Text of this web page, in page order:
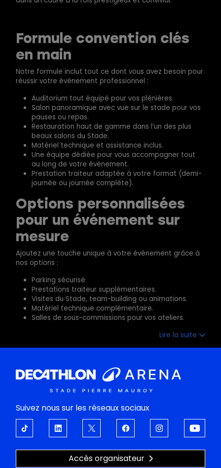
Formule convention clés
en main
Notre formule inclut tout ce dont vous avez besoin pour
réussir votre événement professionnel :
Auditorium tout équipé pour vos plénières.
Salon panoramique avec vue sur le stade pour vos
pauses ou repas.
Restauration haut de gamme dans l’un des plus
beaux salons du Stade.
Matériel technique et assistance inclus.
Une équipe dédiée pour vous accompagner tout
au long de votre événement.
Prestation traiteur adaptée à votre format (demi-
journée ou journée complète).
Options personnalisées
pour un événement sur
mesure
Ajoutez une touche unique à votre événement grâce à
nos options :
Parking sécurisé.
Prestations traiteur supplémentaires.
Visites du Stade, team-building ou animations.
Matériel technique complémentaire.
Salles de sous-commissions pour vos ateliers.
Lire la suite
Suivez nous sur les réseaux sociaux
Accès organisateur